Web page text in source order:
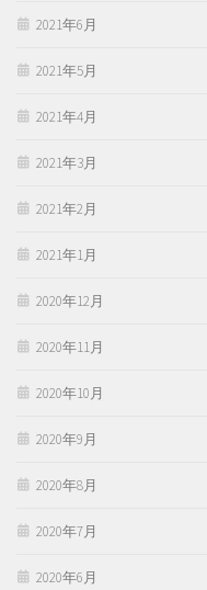
2021年6月
2021年5月
2021年4月
2021年3月
2021年2月
2021年1月
2020年12月
2020年11月
2020年10月
2020年9月
2020年8月
2020年7月
2020年6月